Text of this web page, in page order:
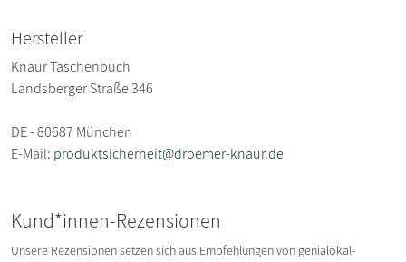
Hersteller
Knaur Taschenbuch
Landsberger Straße 346
DE - 80687 München
E-Mail: produktsicherheit@droemer-knaur.de
Kund*innen-Rezensionen
Unsere Rezensionen setzen sich aus Empfehlungen von genialokal-